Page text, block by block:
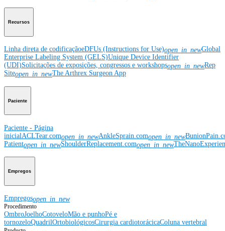
Recursos
Linha direta de codificaçãoeDFUs (Instructions for Use)open_in_newGlobal
Enterprise Labeling System (GELS)Unique Device Identifier
(UDI)Solicitações de exposições, congressos e workshopsopen_in_newRep
Siteopen_in_newThe Arthrex Surgeon App
Paciente
Paciente - Página
inicial ACLTear.comopen_in_newAnkleSprain.comopen_in_new
Patientopen_in_newShoulderReplacement.comopen_in_new
Empregos
Empregosopen_in_new
Procedimento
OmbroJoelhoCotoveloMão e punhoPé e
tornozeloQuadrilOrtobiológicosCirurgia cardiotorácicaColuna vertebral